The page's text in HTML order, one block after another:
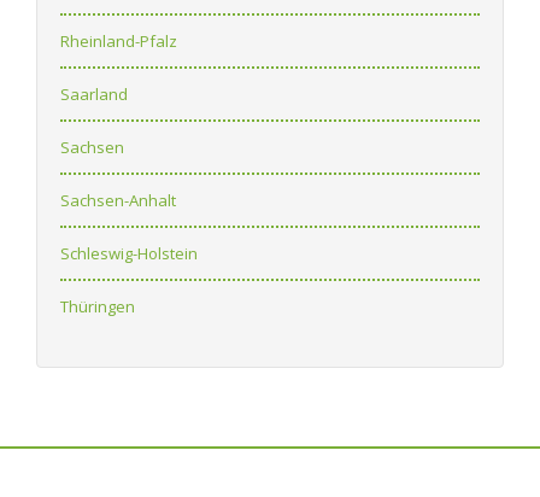
Rheinland-Pfalz
Saarland
Sachsen
Sachsen-Anhalt
Schleswig-Holstein
Thüringen